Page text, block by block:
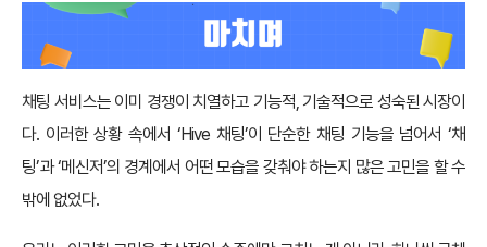
채팅 서비스는 이미 경쟁이 치열하고 기능적, 기술적으로 성숙된 시장이
다. 이러한 상황 속에서 ‘Hive 채팅’이 단순한 채팅 기능을 넘어서 ‘채
팅’과 ‘메신저’의 경계에서 어떤 모습을 갖춰야 하는지 많은 고민을 할 수
밖에 없었다.